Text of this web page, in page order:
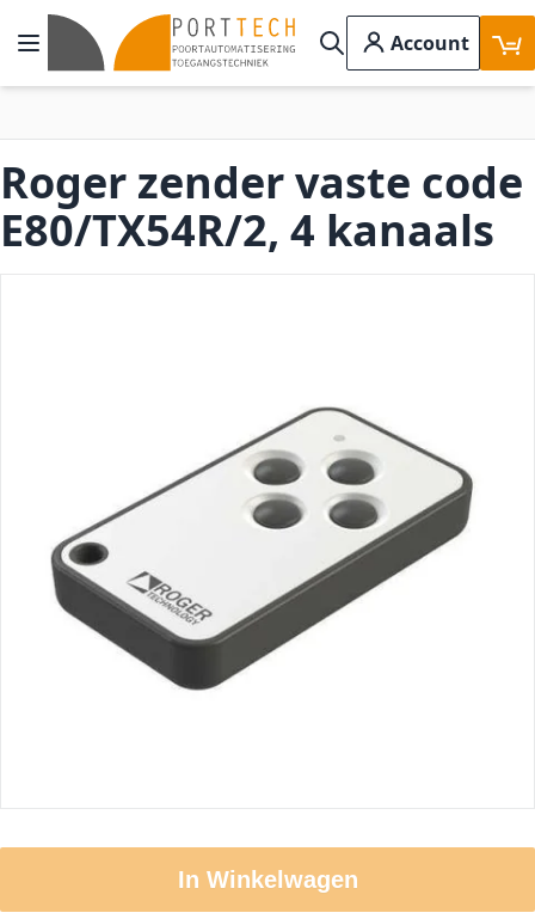
Ga naar de inhoud
Toggle Nav
Search
Account
In Winkelwagen
Roger zender vaste code
E80/TX54R/2, 4 kanaals